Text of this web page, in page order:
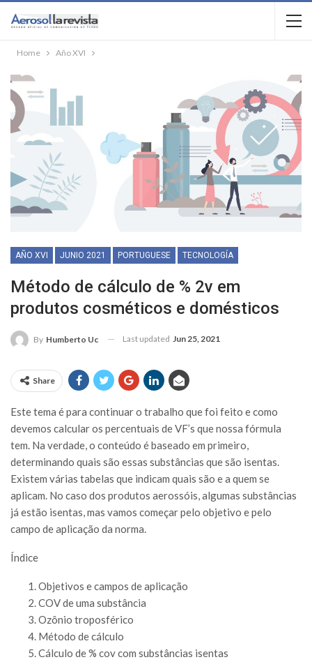
Home Año XVI
AÑO XVI JUNIO 2021 PORTUGUESE TECNOLOGÍA
Método de cálculo de % 2v em
produtos cosméticos e domésticos
By Humberto Uc Last updated Jun 25, 2021
Share
Este tema é para continuar o trabalho que foi feito e como
devemos calcular os percentuais de VF’s que nossa fórmula
tem. Na verdade, o conteúdo é baseado em primeiro,
determinando quais são essas substâncias que são isentas.
Existem várias tabelas que indicam quais são e a quem se
aplicam. No caso dos produtos aerossóis, algumas substâncias
já estão isentas, mas vamos começar pelo objetivo e pelo
campo de aplicação da norma.
Índice
Objetivos e campos de aplicação
COV de uma substância
Ozônio troposférico
Método de cálculo
Cálculo de % cov com substâncias isentas